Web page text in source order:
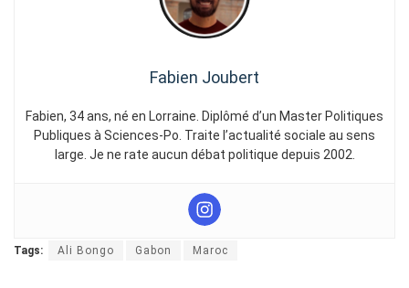
Fabien Joubert
Fabien, 34 ans, né en Lorraine. Diplômé d’un Master Politiques
Publiques à Sciences-Po. Traite l’actualité sociale au sens
large. Je ne rate aucun débat politique depuis 2002.
Tags: Ali Bongo Gabon Maroc